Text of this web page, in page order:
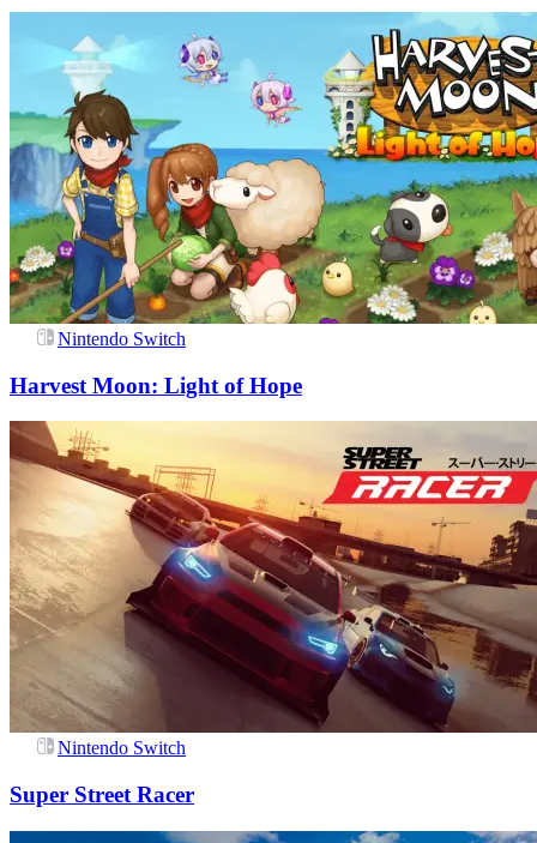
Nintendo Switch
Harvest Moon: Light of Hope
Nintendo Switch
Super Street Racer